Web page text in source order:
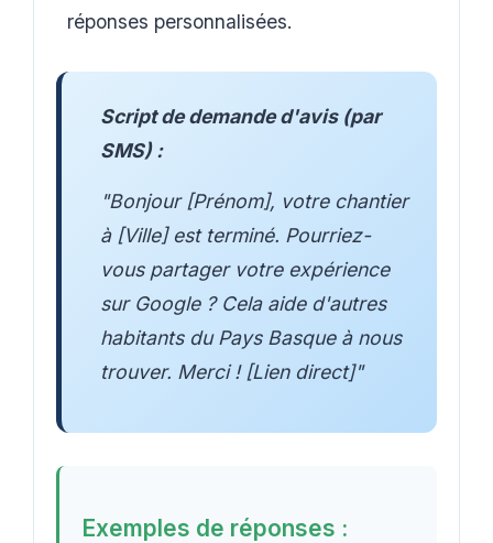
réponses personnalisées.
Script de demande d'avis (par
SMS) :
"Bonjour [Prénom], votre chantier
à [Ville] est terminé. Pourriez-
vous partager votre expérience
sur Google ? Cela aide d'autres
habitants du Pays Basque à nous
trouver. Merci ! [Lien direct]"
Exemples de réponses :